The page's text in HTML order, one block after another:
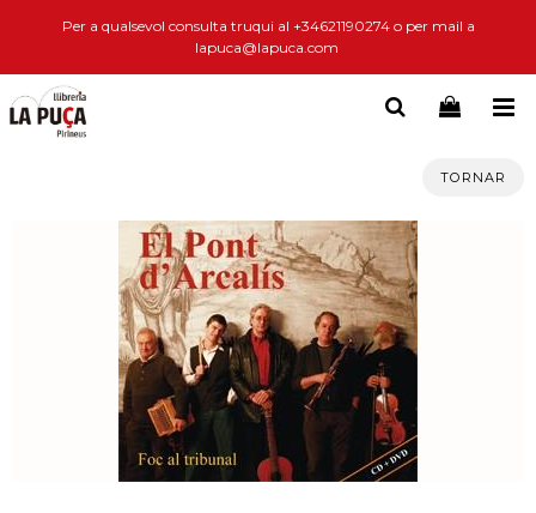
Per a qualsevol consulta truqui al +34621190274 o per mail a
lapuca@lapuca.com
TORNAR